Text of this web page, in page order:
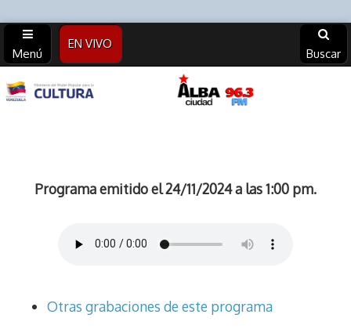
Menú
EN VIVO
Buscar
Alba
96.3 FM
Programa emitido el 24/11/2024 a las 1:00 pm.
Otras grabaciones de este programa